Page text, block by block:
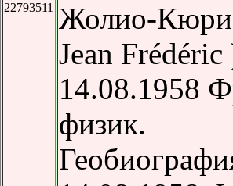
22793511 Жолио-Кюри
Jean
14.08.1958
физик.